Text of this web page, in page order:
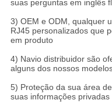
suas perguntas em inglês
3) OEM e ODM, qualquer
RJ45 personalizados que
em produto
4) Navio distribuidor são
alguns dos nossos
5) Proteção da sua área
suas informações privadas